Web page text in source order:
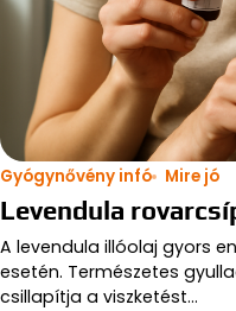
Gyógynővény infó Mire jó
Levendula
A levendula illóolaj gyors
esetén. Természetes
csillapítja a viszketést…